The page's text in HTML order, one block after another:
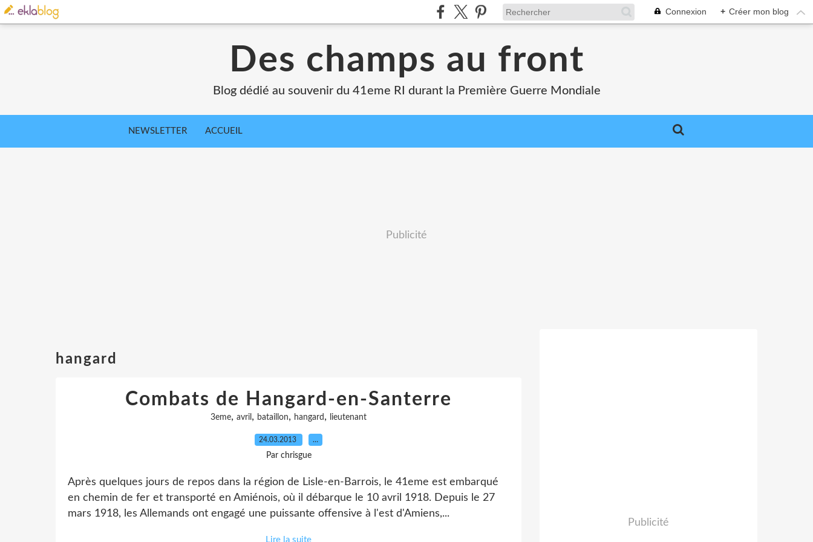
Connexion + Créer mon blog
Des champs au front
Blog dédié au souvenir du 41eme RI durant la Première Guerre Mondiale
NEWSLETTER ACCUEIL
Publicité
hangard
Combats de Hangard-en-Santerre
3eme, avril , bataillon, hangard , lieutenant
24.03.2013 …
Par chrisgue
Après quelques jours de repos dans la région de Lisle-en-Barrois, le 41eme est embarqué
en chemin de fer et transporté en Amiénois, où il débarque le 10 avril 1918. Depuis le 27
mars 1918, les Allemands ont engagé une puissante offensive à l'est d'Amiens,...
Lire la suite
Publicité